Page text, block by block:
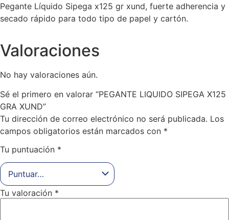
Pegante Líquido Sipega x125 gr xund, fuerte adherencia y
secado rápido para todo tipo de papel y cartón.
Valoraciones
No hay valoraciones aún.
Sé el primero en valorar “PEGANTE LIQUIDO SIPEGA X125
GRA XUND”
Tu dirección de correo electrónico no será publicada. Los
campos obligatorios están marcados con *
Tu puntuación *
Tu valoración *